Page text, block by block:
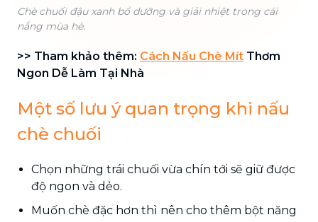
Chè chuối đậu xanh bổ dưỡng và giải nhiệt trong cái
nắng mùa hè.
>> Tham khảo thêm: Cách Nấu Chè Mít Thơm
Ngon Dễ Làm Tại Nhà
Một số lưu ý quan trọng khi nấu
chè chuối
Chọn những trái chuối vừa chín tới sẽ giữ được
độ ngon và dẻo.
Muốn chè đặc hơn thì nên cho thêm bột năng